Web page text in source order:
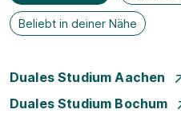
Beliebt in deiner Nähe
Duales Studium Aachen
Duales Studium Bochum